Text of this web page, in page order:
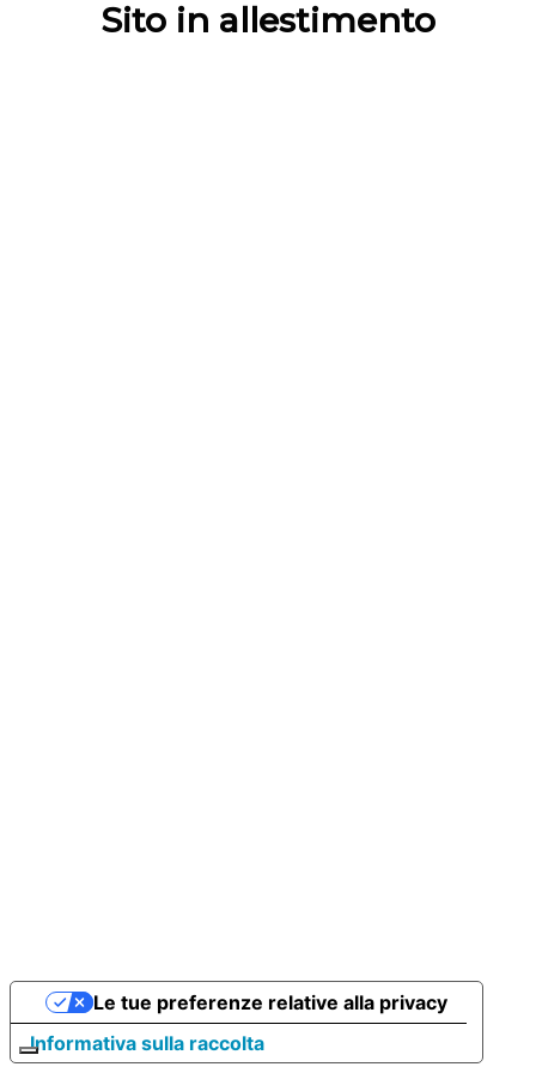
Sito in allestimento
Informativa sulla raccolta
Le tue preferenze relative alla privacy